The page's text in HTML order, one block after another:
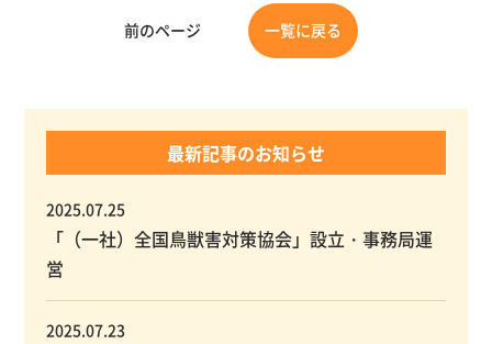
前のページ 一覧に戻る
最新記事のお知らせ
2025.07.25
「（一社）全国鳥獣害対策協会」設立・事務局運
営
2025.07.23